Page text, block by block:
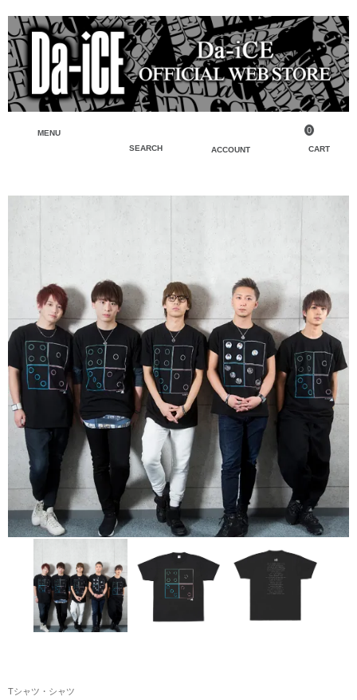
MENU
SEARCH
ACCOUNT CART
0
パーカー・スウェット・ブルゾン
バッグ・ポーチ
キーホルダー・チャーム
アクリルスタンド・アクセサリー・帽子
缶バッジ・ステッカー
生活雑貨・菓子・ゲーム
工藤大輝グッズ
岩岡徹グッズ
大野雄大グッズ
花村想太｜Natural Lag(ナチュラルラグ)グッズ
和田颯｜Wagic Hour Worksグッズ
Tシャツ・シャツ